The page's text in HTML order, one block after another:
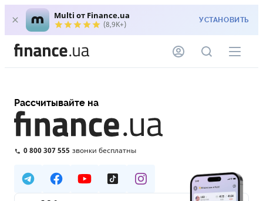
Multi от Finance.ua
(8,9K+) УСТАНОВИТЬ
Рассчитывайте на
0 800 307 555 звонки бесплатны